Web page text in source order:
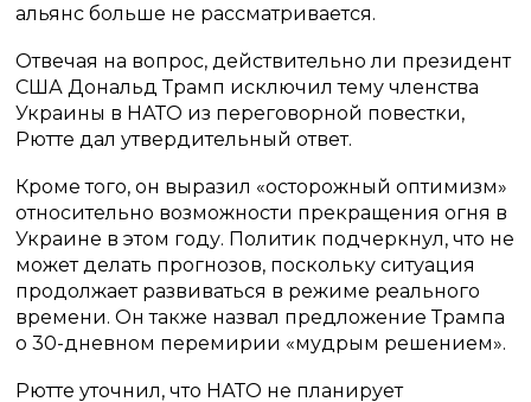
альянс больше не рассматривается.
Отвечая на вопрос, действительно ли президент
США Дональд Трамп исключил тему членства
Украины в НАТО из переговорной повестки,
Рютте дал утвердительный ответ.
Кроме того, он выразил «осторожный оптимизм»
относительно возможности прекращения огня в
Украине в этом году. Политик подчеркнул, что не
может делать прогнозов, поскольку ситуация
продолжает развиваться в режиме реального
времени. Он также назвал предложение Трампа
о 30-дневном перемирии «мудрым решением».
Рютте уточнил, что НАТО не планирует